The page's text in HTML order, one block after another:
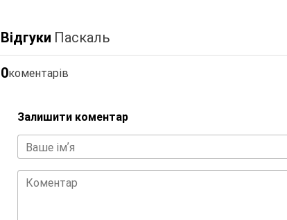
Відгуки Паскаль
0коментарів
Залишити коментар
Ваше імʼя
Коментар